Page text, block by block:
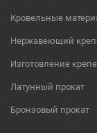
Кровельные
Нержавеющий
Изготовление
Латунный прокат
Бронзовый прокат